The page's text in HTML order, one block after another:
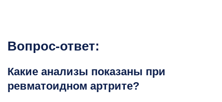
Вопрос-ответ:
Какие анализы показаны при
ревматоидном артрите?